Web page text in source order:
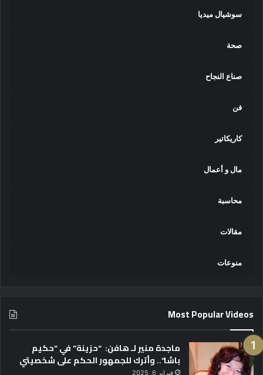
سوشيال ميديا
صحة
صناع النجاح
فن
كاريكاتير
مال و أعمال
محاسبة
مقالات
منوعات
Most Popular Videos
ماجدة منير لـ هافن: “حزينة” في “حكيم
باشا”.. وأترك للجمهور الحكم على شخصيتي
فبراير 6, 2025